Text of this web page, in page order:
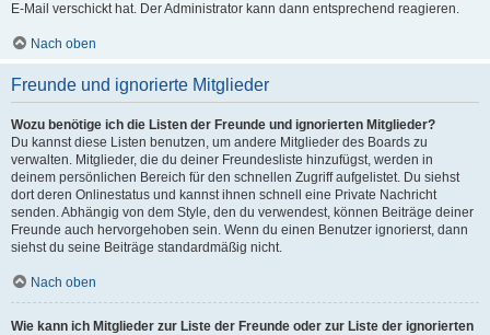
E-Mail verschickt hat. Der Administrator kann dann entsprechend reagieren.
Nach oben
Freunde und ignorierte Mitglieder
Wozu benötige ich die Listen der Freunde und ignorierten Mitglieder?
Du kannst diese Listen benutzen, um andere Mitglieder des Boards zu
verwalten. Mitglieder, die du deiner Freundesliste hinzufügst, werden in
deinem persönlichen Bereich für den schnellen Zugriff aufgelistet. Du siehst
dort deren Onlinestatus und kannst ihnen schnell eine Private Nachricht
senden. Abhängig von dem Style, den du verwendest, können Beiträge deiner
Freunde auch hervorgehoben sein. Wenn du einen Benutzer ignorierst, dann
siehst du seine Beiträge standardmäßig nicht.
Nach oben
Wie kann ich Mitglieder zur Liste der Freunde oder zur Liste der ignorierten